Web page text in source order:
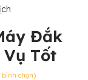
Đắk
Vụ Tốt
bình chọn)